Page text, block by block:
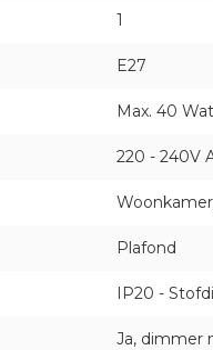
1
E27
Max. 40
220 - 240V
Plafond
IP20 -
Ja, dimmer